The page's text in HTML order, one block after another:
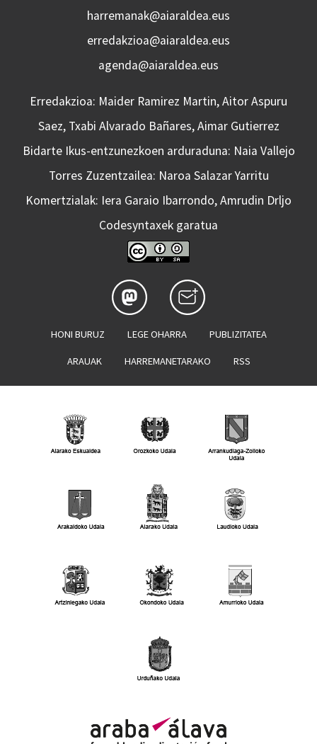
harremanak@aiaraldea.eus
erredakzioa@aiaraldea.eus
agenda@aiaraldea.eus
Erredakzioa: Maider Ramirez Martin, Aitor Aspuru
Saez, Txabi Alvarado Bañares, Aimar Gutierrez
Bidarte Ikus-entzunezkoen arduraduna: Naia Vallejo
Torres Zuzentzailea: Naroa Salazar Yarritu
Komertzialak: Iera Garaio Ibarrondo, Amrudin Drljo
Codesyntaxek garatua
HONI BURUZ LEGE OHARRA PUBLIZITATEA
ARAUAK HARREMANETARAKO RSS